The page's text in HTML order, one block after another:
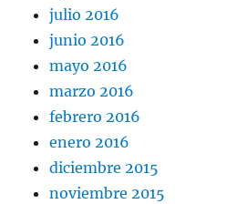
julio 2016
junio 2016
mayo 2016
marzo 2016
febrero 2016
enero 2016
diciembre 2015
noviembre 2015